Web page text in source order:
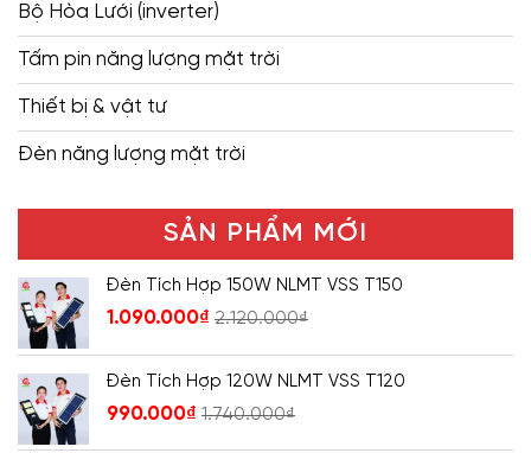
Bộ Hòa Lưới (inverter)
Tấm pin năng lượng mặt trời
Thiết bị & vật tư
Đèn năng lượng mặt trời
SẢN PHẨM MỚI
Đèn Tích Hợp 150W NLMT VSS T150
1.090.000₫ 2.120.000₫
Đèn Tích Hợp 120W NLMT VSS T120
990.000₫ 1.740.000₫